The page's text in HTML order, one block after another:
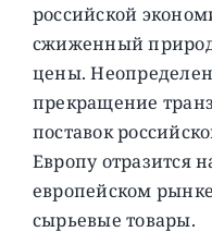
российской
сжиженный
цены.
прекращение
поставок
Европу отразится
европейском
сырьевые товары.